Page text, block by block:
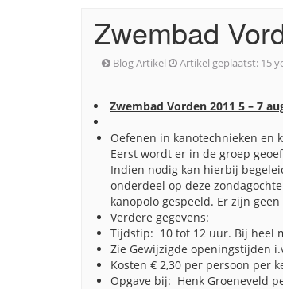
Zwembad
Blog Artikel Artikel geplaatst: 15
Zwembad Vorden 2011 5 – 7
Oefenen in kanotechnieken en
Eerst wordt er in de groep
Indien nodig kan hierbij
onderdeel op deze
kanopolo gespeeld. Er zijn
Verdere gegevens:
Tijdstip: 10 tot 12 uur. Bij heel
Zie Gewijzigde openingstijden
Kosten € 2,30 per persoon per
Opgave bij: Henk Groeneveld